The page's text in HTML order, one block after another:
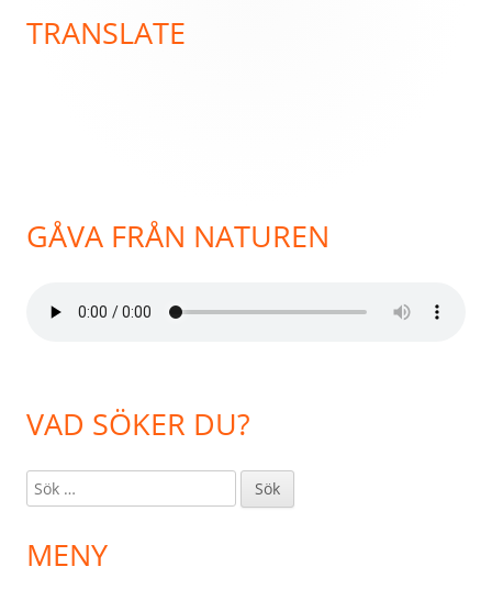
Primär
TRANSLATE
GÅVA FRÅN NATUREN
VAD SÖKER DU?
Sök
efter:
MENY